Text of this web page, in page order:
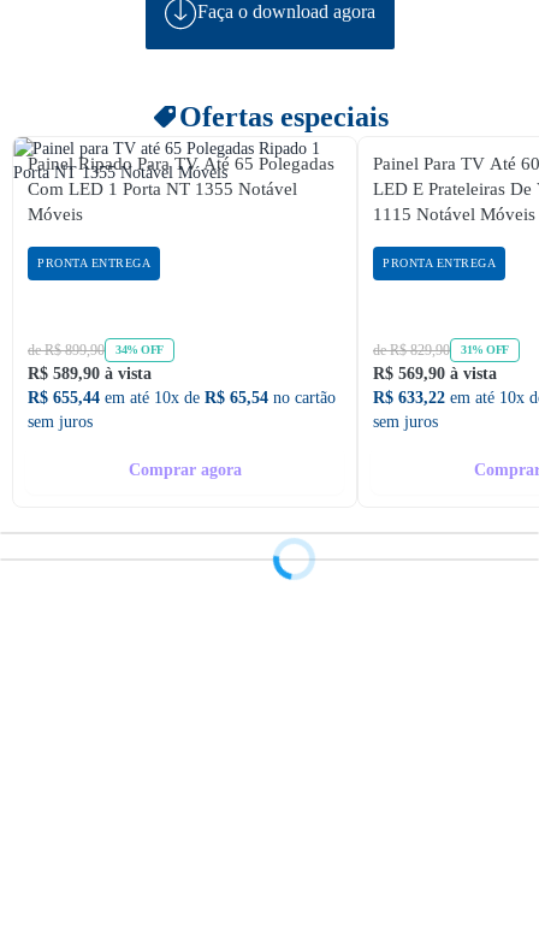
Faça o download agora
Ofertas especiais
Painel Ripado Para TV Até 65 Polegadas
Com LED 1 Porta NT 1355 Notável
Móveis
PRONTA ENTREGA
de R$ 899,90 34% OFF
R$ 589,90 à vista
R$ 655,44 em até 10x de R$ 65,54 no cartão
sem juros
Comprar agora
Painel Para TV Até
LED E Prateleiras
1115 Notável Móveis
PRONTA ENTREGA
de R$ 829,90 31% OFF
R$ 569,90 à vista
R$ 633,22 em até 10x
sem juros